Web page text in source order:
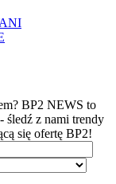
BP2 NEWS to
śledź z nami trendy
się ofertę BP2!